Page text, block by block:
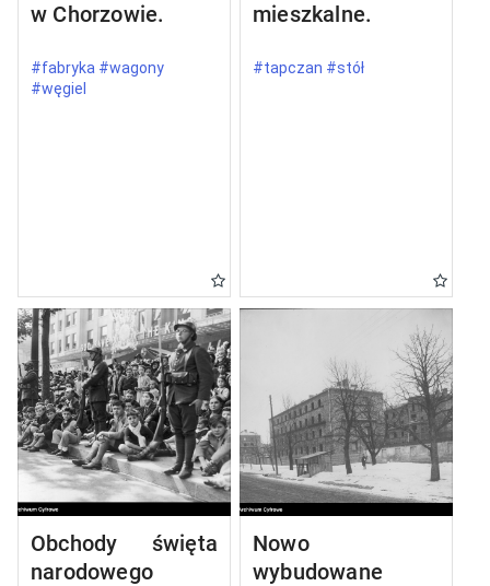
w Chorzowie.
#fabryka #wagony
#węgiel
mieszkalne.
#tapczan #stół
Obchody święta
narodowego
Nowo
wybudowane